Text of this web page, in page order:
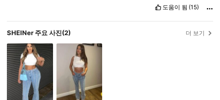
도움이 됨 (15)
SHEINer 주요 사진(2) 더 보기